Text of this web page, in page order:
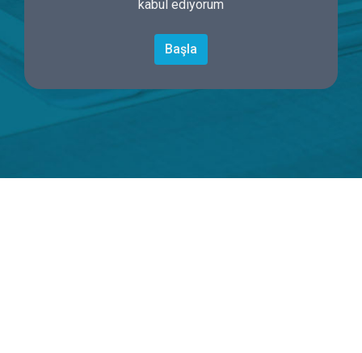
kabul ediyorum
Başla